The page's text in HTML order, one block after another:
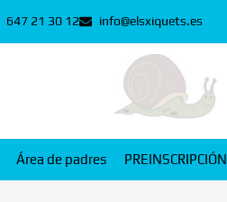
647 21 30 12 info@elsxiquets.es
Área de padres PREINSCRIPCIÓN